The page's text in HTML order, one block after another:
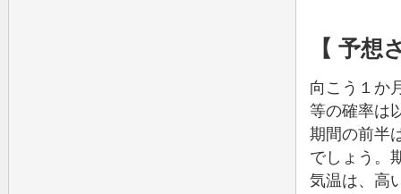
【 予想
向こう１か
等の確率は
期間の前半
でしょう。
気温は、高